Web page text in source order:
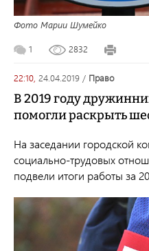
Фото Марии Шумейко
1 2832
22:10, 24.04.2019 / право
В 2019 году
помогли раскрыть
На заседании городской
социально-трудовых
подвели итоги работы за